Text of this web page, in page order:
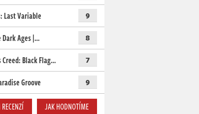
Last Variable 9
Dark Ages |… 8
Creed: Black Flag… 7
Groove 9
JAK HODNOTÍME